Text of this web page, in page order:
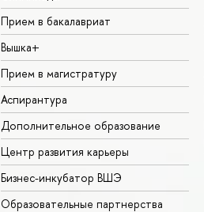
Прием в бакалавриат
Вышка+
Прием в магистратуру
Аспирантура
Дополнительное образование
Центр развития карьеры
Бизнес-инкубатор ВШЭ
Образовательные партнерства